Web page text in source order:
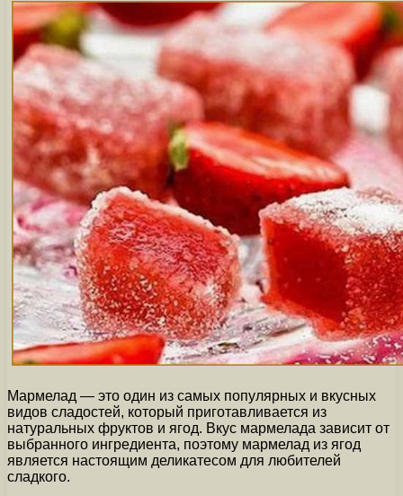
Мармелад — это один из самых популярных и вкусных
видов сладостей, который приготавливается из
натуральных фруктов и ягод. Вкус мармелада зависит от
выбранного ингредиента, поэтому мармелад из ягод
является настоящим деликатесом для любителей
сладкого.